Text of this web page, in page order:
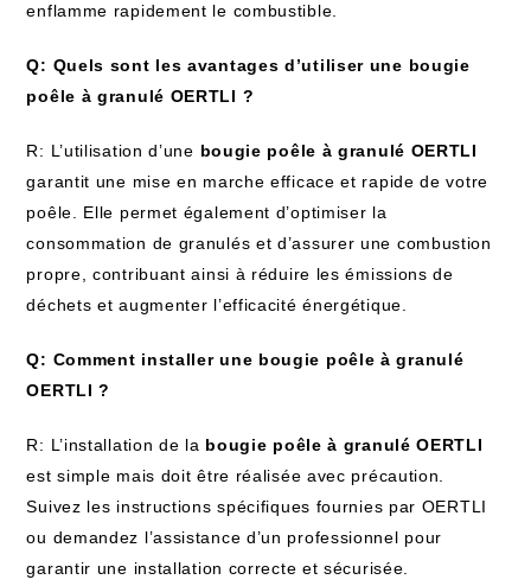
enflamme rapidement le combustible.
Q: Quels sont les avantages d’utiliser une bougie
poêle à granulé OERTLI ?
R: L’utilisation d’une bougie poêle à granulé OERTLI
garantit une mise en marche efficace et rapide de votre
poêle. Elle permet également d’optimiser la
consommation de granulés et d’assurer une combustion
propre, contribuant ainsi à réduire les émissions de
déchets et augmenter l’efficacité énergétique.
Q: Comment installer une bougie poêle à granulé
OERTLI ?
R: L’installation de la bougie poêle à granulé OERTLI
est simple mais doit être réalisée avec précaution.
Suivez les instructions spécifiques fournies par OERTLI
ou demandez l’assistance d’un professionnel pour
garantir une installation correcte et sécurisée.